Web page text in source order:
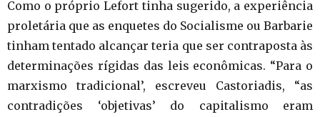
Como o próprio Lefort tinha sugerido, a experiência
proletária que as enquetes do Socialisme ou Barbarie
tinham tentado alcançar teria que ser contraposta às
determinações rígidas das leis econômicas. “Para o
marxismo tradicional’, escreveu Castoriadis, “as
contradições ‘objetivas’ do capitalismo eram